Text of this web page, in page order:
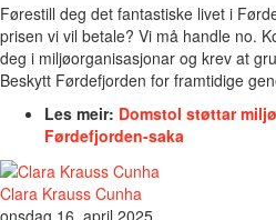
Førestill deg det fantastiske livet i
prisen vi vil betale? Vi må handle no.
deg i miljøorganisasjonar og krev at
Beskytt Førdefjorden for framtidige
Les meir: Domstol støttar
Førdefjorden-saka
Clara Krauss Cunha
onsdag 16. april 2025